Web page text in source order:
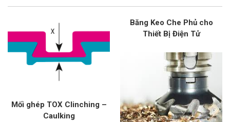
Mối ghép TOX Clinching –
Caulking
Băng Keo Che Phủ cho
Thiết Bị Điện Tử